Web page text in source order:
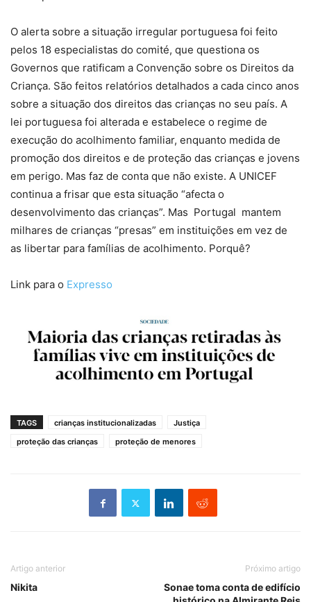
O alerta sobre a situação irregular portuguesa foi feito
pelos 18 especialistas do comité, que questiona os
Governos que ratificam a Convenção sobre os Direitos da
Criança. São feitos relatórios detalhados a cada cinco anos
sobre a situação dos direitos das crianças no seu país. A
lei portuguesa foi alterada e estabelece o regime de
execução do acolhimento familiar, enquanto medida de
promoção dos direitos e de proteção das crianças e jovens
em perigo. Mas faz de conta que não existe. A UNICEF
continua a frisar que esta situação “afecta o
desenvolvimento das crianças”. Mas Portugal mantem
milhares de crianças “presas” em instituições em vez de
as libertar para famílias de acolhimento. Porquê?
Link para o Expresso
TAGS crianças institucionalizadas
Justiça
proteção das crianças
proteção de menores
Artigo anterior
Nikita
Próximo artigo
Sonae toma conta de edifício